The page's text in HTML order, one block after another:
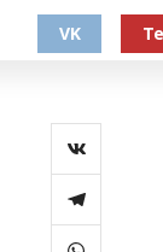
VK